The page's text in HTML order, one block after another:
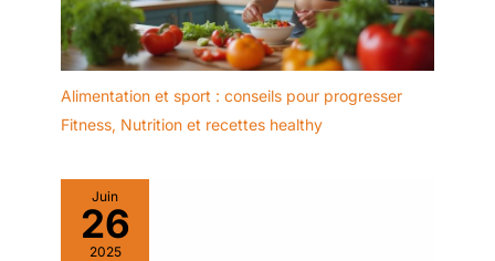
Alimentation et sport : conseils pour progresser
Fitness, Nutrition et recettes healthy
Juin
26
2025